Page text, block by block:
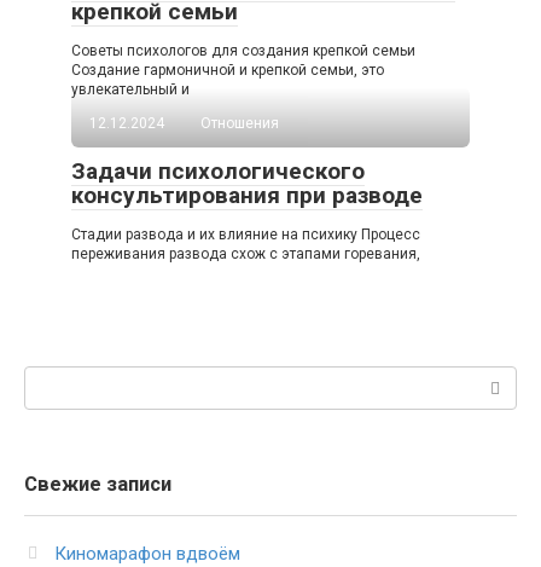
крепкой семьи
Советы психологов для создания крепкой семьи
Создание гармоничной и крепкой семьи, это
увлекательный и
12.12.2024
Отношения
Задачи психологического
консультирования при разводе
Стадии развода и их влияние на психику Процесс
переживания развода схож с этапами горевания,
Свежие записи
Киномарафон вдвоём